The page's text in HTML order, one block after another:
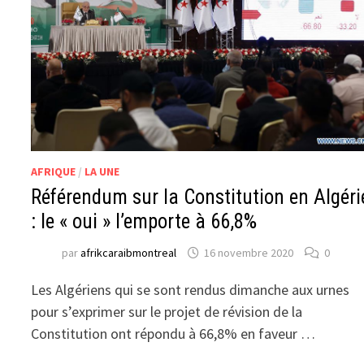
AFRIQUE / LA UNE
Référendum sur la Constitution en
: le « oui » l’emporte à 66,8%
parafrikcaraibmontreal 16 novembre 2020 0
Les Algériens qui se sont rendus dimanche aux urnes
pour s’exprimer sur le projet de révision de la
Constitution ont répondu à 66,8% en faveur …